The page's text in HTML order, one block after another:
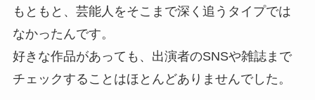
もともと、芸能人をそこまで深く追うタイプでは
なかったんです。
好きな作品があっても、出演者のSNSや雑誌まで
チェックすることはほとんどありませんでした。